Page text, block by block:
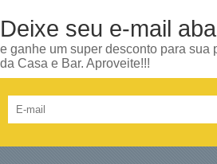
Deixe seu e-mail
e ganhe um super desconto para sua
da Casa e Bar. Aproveite!!!